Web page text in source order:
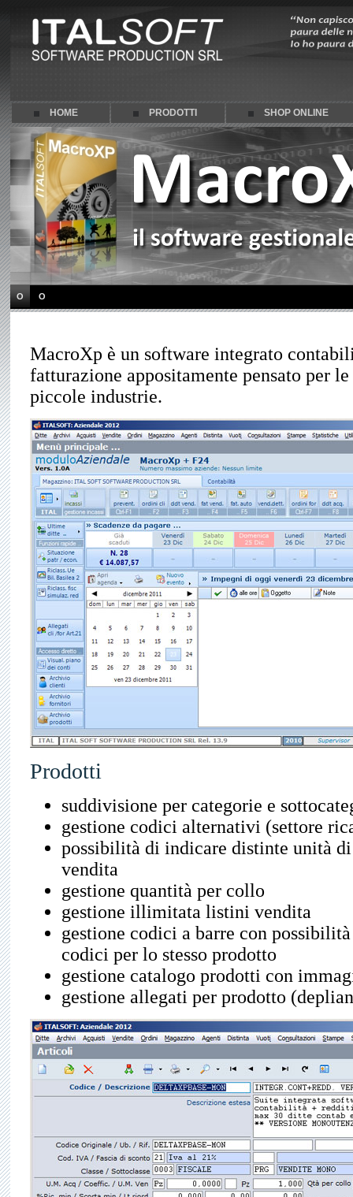
HOME PRODOTTI SHOP ONLINE
O O
MacroXp è un software integrato
fatturazione appositamente pensato per
piccole industrie.
Prodotti
suddivisione per categorie e
gestione codici alternativi (settore
possibilità di indicare distinte unità
vendita
gestione quantità per collo
gestione illimitata listini vendita
gestione codici a barre con
codici per lo stesso prodotto
gestione catalogo prodotti con
gestione allegati per prodotto